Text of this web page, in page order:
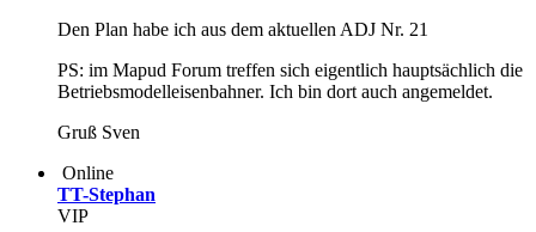
Den Plan habe ich aus dem aktuellen ADJ Nr. 21
PS: im Mapud Forum treffen sich eigentlich hauptsächlich die
Betriebsmodelleisenbahner. Ich bin dort auch angemeldet.
Gruß Sven
Online
TT-Stephan
VIP